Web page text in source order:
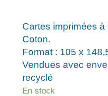
Cartes imprimées
Coton.
Format : 105 x
Vendues avec
recyclé
En stock